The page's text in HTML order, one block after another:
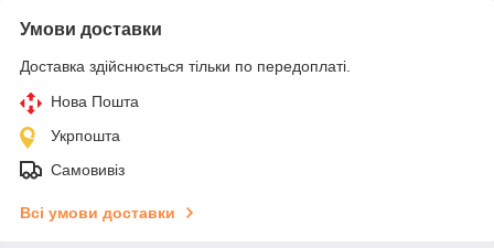
Умови доставки
Доставка здійснюється тільки по передоплаті.
Нова Пошта
Укрпошта
Самовивіз
Всі умови доставки